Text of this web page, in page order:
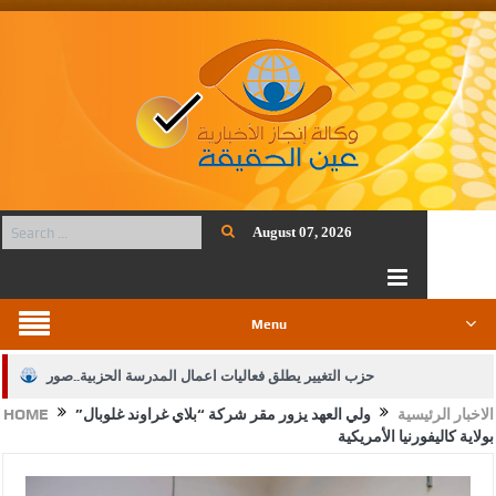
August 07, 2026
Menu
حزب التغيير يطلق فعاليات اعمال المدرسة الحزبية..صور
الجيش يفتح باب التجنيد لحملة البكالوريوس في الحقوق والقانونHOME الاخبار الرئيسية
ولي العهد يزور مقر شركة “بلاي غراوند غلوبال”
بولاية كاليفورنيا الأمريكية